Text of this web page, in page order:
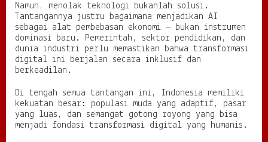
Namun, menolak teknologi bukanlah solusi.
Tantangannya justru bagaimana menjadikan AI
sebagai alat pembebasan ekonomi — bukan instrumen
dominasi baru. Pemerintah, sektor pendidikan, dan
dunia industri perlu memastikan bahwa transformasi
digital ini berjalan secara inklusif dan
berkeadilan.
Di tengah semua tantangan ini, Indonesia memiliki
kekuatan besar: populasi muda yang adaptif, pasar
yang luas, dan semangat gotong royong yang bisa
menjadi fondasi transformasi digital yang humanis.